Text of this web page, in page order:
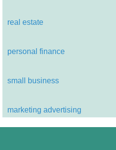
real estate
personal finance
small business
marketing advertising